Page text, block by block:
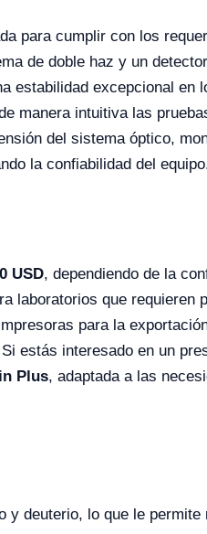
para cumplir con los
de doble haz y un
estabilidad excepcional en
manera intuitiva las
del sistema óptico,
la confiabilidad del
USD, dependiendo de la
laboratorios que requieren
para la
estás interesado en un
Plus, adaptada a las
y deuterio, lo que le